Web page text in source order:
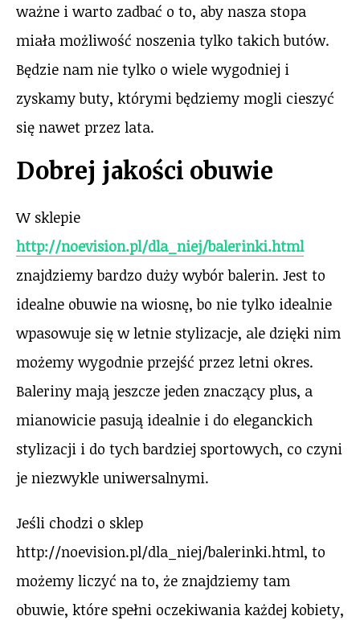
ważne i warto zadbać o to, aby nasza stopa
miała możliwość noszenia tylko takich butów.
Będzie nam nie tylko o wiele wygodniej i
zyskamy buty, którymi będziemy mogli cieszyć
się nawet przez lata.
Dobrej jakości obuwie
W sklepie
http://noevision.pl/dla_niej/balerinki.html
znajdziemy bardzo duży wybór balerin. Jest to
idealne obuwie na wiosnę, bo nie tylko idealnie
wpasowuje się w letnie stylizacje, ale dzięki nim
możemy wygodnie przejść przez letni okres.
Baleriny mają jeszcze jeden znaczący plus, a
mianowicie pasują idealnie i do eleganckich
stylizacji i do tych bardziej sportowych, co czyni
je niezwykle uniwersalnymi.
Jeśli chodzi o sklep
http://noevision.pl/dla_niej/balerinki.html, to
możemy liczyć na to, że znajdziemy tam
obuwie, które spełni oczekiwania każdej kobiety,